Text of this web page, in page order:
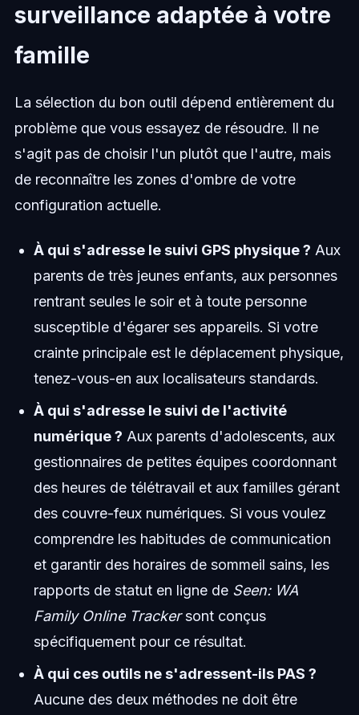
surveillance adaptée à votre
famille
La sélection du bon outil dépend entièrement du
problème que vous essayez de résoudre. Il ne
s'agit pas de choisir l'un plutôt que l'autre, mais
de reconnaître les zones d'ombre de votre
configuration actuelle.
À qui s'adresse le suivi GPS physique ? Aux
parents de très jeunes enfants, aux personnes
rentrant seules le soir et à toute personne
susceptible d'égarer ses appareils. Si votre
crainte principale est le déplacement physique,
tenez-vous-en aux localisateurs standards.
À qui s'adresse le suivi de l'activité
numérique ? Aux parents d'adolescents, aux
gestionnaires de petites équipes coordonnant
des heures de télétravail et aux familles gérant
des couvre-feux numériques. Si vous voulez
comprendre les habitudes de communication
et garantir des horaires de sommeil sains, les
rapports de statut en ligne de Seen: WA
Family Online Trackersont conçus
spécifiquement pour ce résultat.
À qui ces outils ne s'adressent-ils PAS ?
Aucune des deux méthodes ne doit être